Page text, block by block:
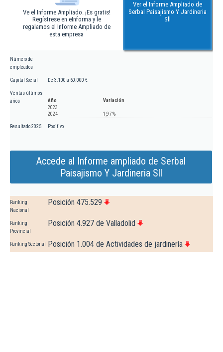
Ve el Informe Ampliado. ¡Es gratis!
Regístrese en eInforma y le
regalamos el Informe Ampliado de
esta empresa
Ver el Informe Ampliado de
Serbal Paisajismo Y Jardineria
Sll
Número de
empleados
Capital Social De 3.100 a 60.000 €
Ventas últimos
años
Año
Variación
2023
2024
1,97 %
Resultado 2025 Positivo
Accede al Informe ampliado de Serbal
Paisajismo Y Jardineria Sll
Ranking
Nacional
Posición 475.529
Ranking
Provincial
Posición 4.927 de Valladolid
Ranking Sectorial Posición 1.004 de Actividades de jardinería